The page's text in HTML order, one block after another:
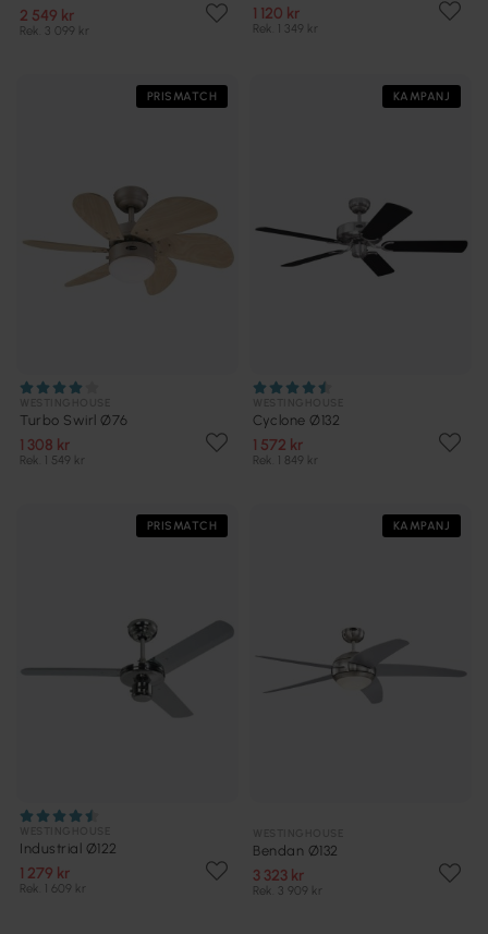
2 549 kr
Rek. 3 099 kr
1 120 kr
Rek. 1 349 kr
PRISMATCH
Turbo Swirl Ø76
1 308 kr
Rek. 1 549 kr
KAMPANJ
Cyclone Ø132
1 572 kr
Rek. 1 849 kr
PRISMATCH
Industrial Ø122
1 279 kr
Rek. 1 609 kr
KAMPANJ
Bendan Ø132
3 323 kr
Rek. 3 909 kr